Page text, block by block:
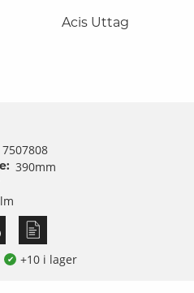
Acis Uttag
7507808
390mm
✔ +10 i lager